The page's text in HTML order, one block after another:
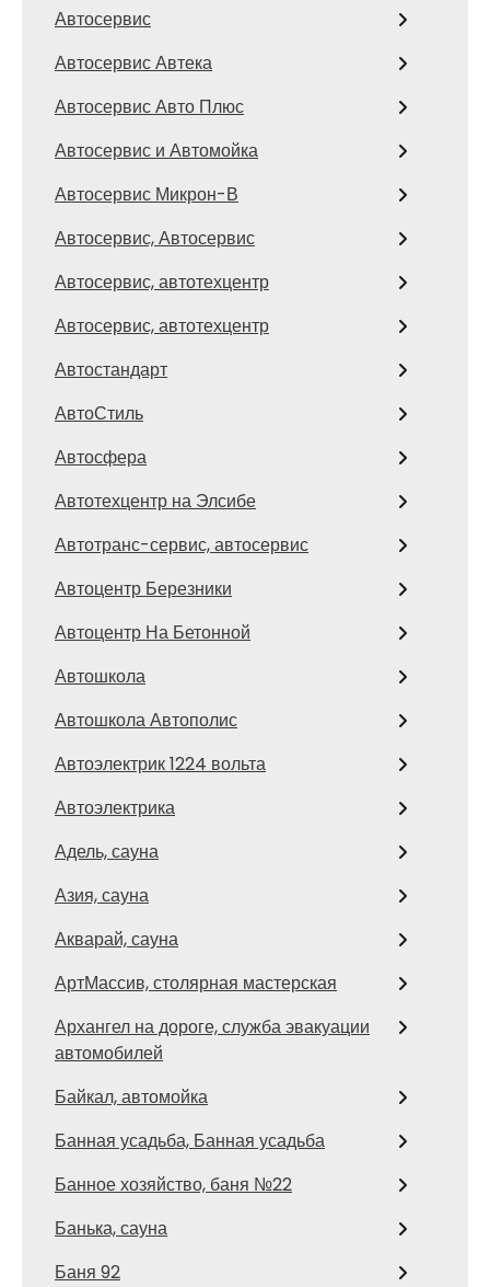
Автосервис
Автосервис Автека
Автосервис Авто Плюс
Автосервис и Автомойка
Автосервис Микрон-В
Автосервис, Автосервис
Автосервис, автотехцентр
Автосервис, автотехцентр
Автостандарт
АвтоСтиль
Автосфера
Автотехцентр на Элсибе
Автотранс-сервис, автосервис
Автоцентр Березники
Автоцентр На Бетонной
Автошкола
Автошкола Автополис
Автоэлектрик 1224 вольта
Автоэлектрика
Адель, сауна
Азия, сауна
Акварай, сауна
АртМассив, столярная мастерская
Архангел на дороге, служба эвакуации
автомобилей
Байкал, автомойка
Банная усадьба, Банная усадьба
Банное хозяйство, баня №22
Банька, сауна
Баня 92